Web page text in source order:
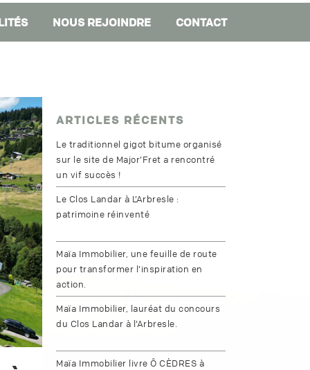
NOUS REJOINDRE CONTACT
ARTICLES RÉCENTS
Le traditionnel gigot bitume organisé
sur le site de Major’Fret a rencontré
un vif succès !
Le Clos Landar à L’Arbresle :
patrimoine réinventé
Maïa Immobilier, une feuille de route
pour transformer l’inspiration en
action.
Maïa Immobilier, lauréat du concours
du Clos Landar à l’Arbresle.
Maïa Immobilier livre Ô CÈDRES à